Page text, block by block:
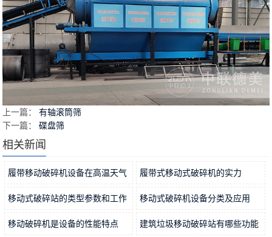
上一篇：有轴滚筒筛
下一篇：碟盘筛
相关新闻
履带移动破碎机设备在高温天气
使用时应注意什么？ 2022-09-29
履带式移动式破碎机的实力
2022-09-27
移动式破碎站的类型参数和工作
优势 2022-09-25
移动式破碎机设备分类及应用
2022-09-23
移动破碎机是设备的性能特点 建筑垃圾移动破碎站有哪些功能